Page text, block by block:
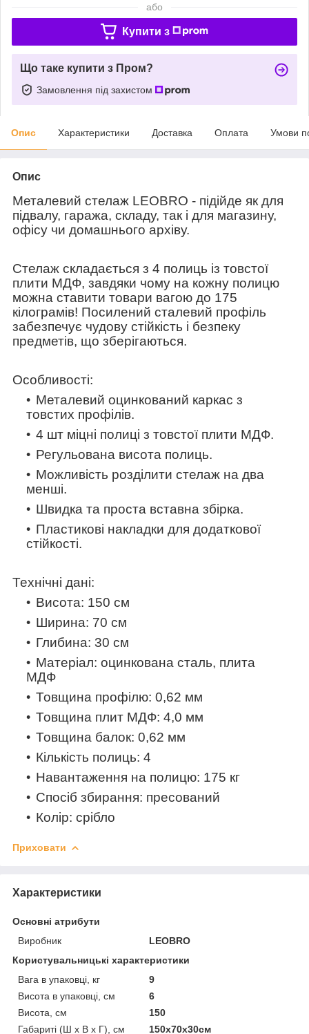
або
Купити з
Що таке купити з Пром?
Замовлення під захистом
Опис Характеристики Доставка Оплата Умови
Опис
Металевий стелаж LEOBRO - підійде як для
підвалу, гаража, складу, так і для магазину,
офісу чи домашнього архіву.
Стелаж складається з 4 полиць із товстої
плити МДФ, завдяки чому на кожну полицю
можна ставити товари вагою до 175
кілограмів! Посилений сталевий профіль
забезпечує чудову стійкість і безпеку
предметів, що зберігаються.
Особливості:
Металевий оцинкований каркас з
товстих профілів.
4 шт міцні полиці з товстої плити МДФ.
Регульована висота полиць.
Можливість розділити стелаж на два
менші.
Швидка та проста вставна збірка.
Пластикові накладки для додаткової
стійкості.
Технічні дані:
Висота: 150 см
Ширина: 70 см
Глибина: 30 см
Матеріал: оцинкована сталь, плита
МДФ
Товщина профілю: 0,62 мм
Товщина плит МДФ: 4,0 мм
Товщина балок: 0,62 мм
Кількість полиць: 4
Навантаження на полицю: 175 кг
Спосіб збирання: пресований
Колір: срібло
Приховати
Характеристики
Основні атрибути
Виробник
LEOBRO
Користувальницькі характеристики
Вага в упаковці, кг
9
Висота в упаковці, см
6
Висота, см
150
Габариті (Ш х В х Г), см
150х70х30см